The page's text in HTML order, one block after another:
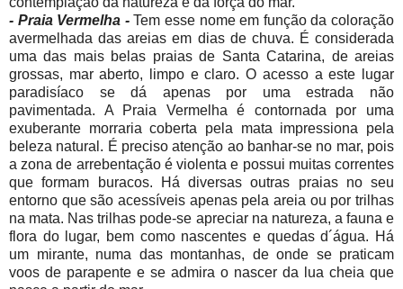
- Praia Vermelha -Tem esse nome em função da coloração
avermelhada das areias em dias de chuva. É considerada
uma das mais belas praias de Santa Catarina, de areias
grossas, mar aberto, limpo e claro. O acesso a este lugar
paradisíaco se dá apenas por uma estrada não
pavimentada. A Praia Vermelha é contornada por uma
exuberante morraria coberta pela mata impressiona pela
beleza natural. É preciso atenção ao banhar-se no mar, pois
a zona de arrebentação é violenta e possui muitas correntes
que formam buracos. Há diversas outras praias no seu
entorno que são acessíveis apenas pela areia ou por trilhas
na mata. Nas trilhas pode-se apreciar na natureza, a fauna e
flora do lugar, bem como nascentes e quedas d´água. Há
um mirante, numa das montanhas, de onde se praticam
voos de parapente e se admira o nascer da lua cheia que